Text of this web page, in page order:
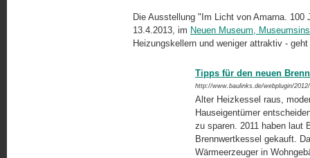
Die Ausstellung "Im Licht von Amarna.
13.4.2013, im Neuen Museum,
Heizungskellern und weniger attraktiv -
Tipps für den neuen
http://www.baulinks.de/webplugin/
Alter Heizkessel raus,
Hauseigentümer
zu sparen. 2011 haben laut
Brennwertkessel gekauft.
Wärmeerzeuger in